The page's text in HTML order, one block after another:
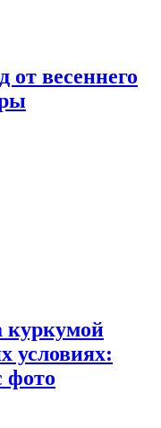
от весеннего
куркумой
условиях:
фото